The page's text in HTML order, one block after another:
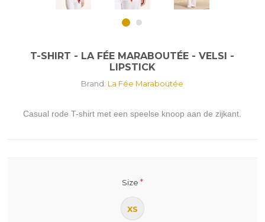
T-SHIRT - LA FÉE MARABOUTÉE - VELSI -
LIPSTICK
Brand: La Fée Maraboutée
Casual rode T-shirt met een speelse knoop aan de zijkant.
Size *
XS